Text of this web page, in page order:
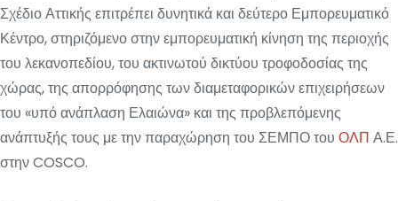
Σχέδιο Αττικής επιτρέπει δυνητικά και δεύτερο Εμπορευματικό
Κέντρο, στηριζόμενο στην εμπορευματική κίνηση της περιοχής
του λεκανοπεδίου, του ακτινωτού δικτύου τροφοδοσίας της
χώρας, της απορρόφησης των διαμεταφορικών επιχειρήσεων
του «υπό ανάπλαση Ελαιώνα» και της προβλεπόμενης
ανάπτυξής τους με την παραχώρηση του ΣΕΜΠΟ του ΟΛΠ Α.Ε.
στην COSCO.